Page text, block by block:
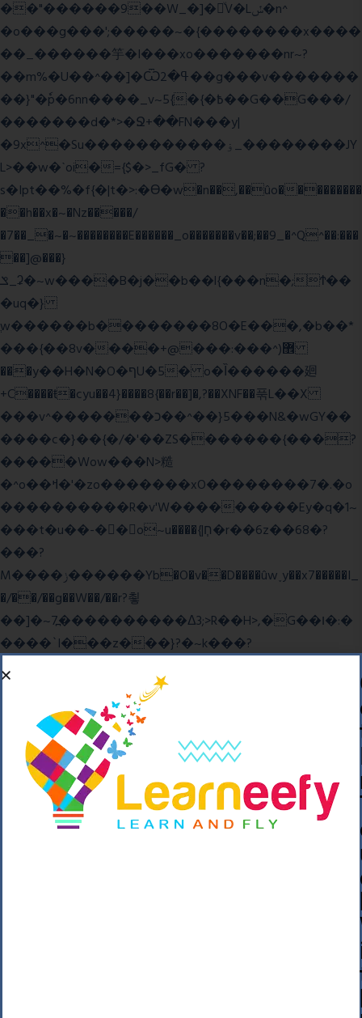
��"������9��W_�]�ͮV�Lݽ�n^
�o���g���';�����~�{��������x����
��_������竽�I���xo�������nr~?
��m%�U��^��]�Ѿߟ�2��g���v�������
��}"�ٗp�6nn����_v~5{�{�߿��G��G���/
�������d�*>�Ջ+��FN���y|
�9x^�Su�����������ۏ_��������JY
L>��w�ˋoi�={$�>_fG� ?
s�Ipt��%�f{�|t�>:�ϴ�w�n��,��ûo���������
��h��x�~�Nz�����/
�7��_�~�~��������E������_o�������v��;��9_�^Q^��:���
��]@���}
ݏ_ʡ�~w����B�j��b��l{���n�;Ϯ��
�uq�}
ֲw������b��������8O�E���,�b��*
���{��8v����+@���:���^)޾
���y��H�N�O�ףU�5� o�Ȉ������廻
+C����ŧ�cyu��4}����8{��r��]�,?��XNF��푺L��X
���v^�������כ��^��}5���N&�wGY��
����c�}��{�/�'��ZS�������{���?
�����Wow���N>糙
�^o��ߞ�'�zo�������xO��������7�.�o
����������R�v'W���������Ey�q�1~
���t�u��-�� o~u����{|ח֧�r��6z��68�?
���?
M����ݫ������Yb�O�v��D����ûw˯y��x7�����I_
�/��/��g��W��/��r?쵷
��]�~7߽����������Δ3;>R��H>,�G��ו�:�
���� `I���z���}?�~k���?
��o��C���ǡ���,����*�3��#eۧ_>\��z
�K{DQg�Ϯ��]u��3o�V~�/��@��??
����Y�]�s�n���s
����p��|
��^��������$��ٽ�P���~��4���Snn^
$ ����Ogy/|>ڿ|�I��'A�n��1�$�}
=c"'��K���X�:��?j�ԫ��-